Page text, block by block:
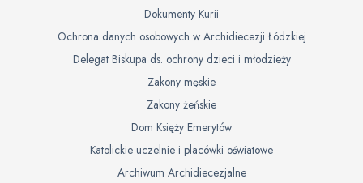
Dokumenty Kurii
Ochrona danych osobowych w Archidiecezji Łódzkiej
Delegat Biskupa ds. ochrony dzieci i młodzieży
Zakony męskie
Zakony żeńskie
Dom Księży Emerytów
Katolickie uczelnie i placówki oświatowe
Archiwum Archidiecezjalne